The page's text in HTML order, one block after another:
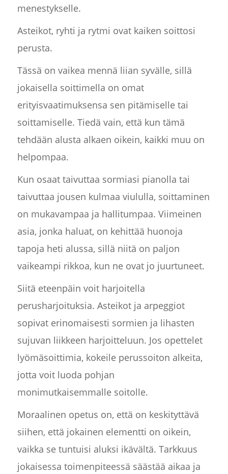
menestykselle.
Asteikot, ryhti ja rytmi ovat kaiken soittosi
perusta.
Tässä on vaikea mennä liian syvälle, sillä
jokaisella soittimella on omat
erityisvaatimuksensa sen pitämiselle tai
soittamiselle. Tiedä vain, että kun tämä
tehdään alusta alkaen oikein, kaikki muu on
helpompaa.
Kun osaat taivuttaa sormiasi pianolla tai
taivuttaa jousen kulmaa viululla, soittaminen
on mukavampaa ja hallitumpaa. Viimeinen
asia, jonka haluat, on kehittää huonoja
tapoja heti alussa, sillä niitä on paljon
vaikeampi rikkoa, kun ne ovat jo juurtuneet.
Siitä eteenpäin voit harjoitella
perusharjoituksia. Asteikot ja arpeggiot
sopivat erinomaisesti sormien ja lihasten
sujuvan liikkeen harjoitteluun. Jos opettelet
lyömäsoittimia, kokeile perussoiton alkeita,
jotta voit luoda pohjan
monimutkaisemmalle soitolle.
Moraalinen opetus on, että on keskityttävä
siihen, että jokainen elementti on oikein,
vaikka se tuntuisi aluksi ikävältä. Tarkkuus
jokaisessa toimenpiteessä säästää aikaa ja